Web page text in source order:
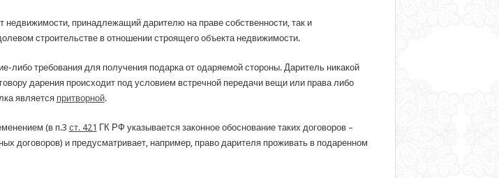
принадлежащий дарителю на праве собственности, так и
строительстве в отношении строящего объекта недвижимости.
либо требования для получения подарка от одаряемой стороны. Даритель никакой
дарения происходит под условием встречной передачи вещи или права либо
является притворной.
(в п.3 ст. 421 ГК РФ указывается законное обоснование таких договоров –
договоров) и предусматривает, например, право дарителя проживать в подаренном